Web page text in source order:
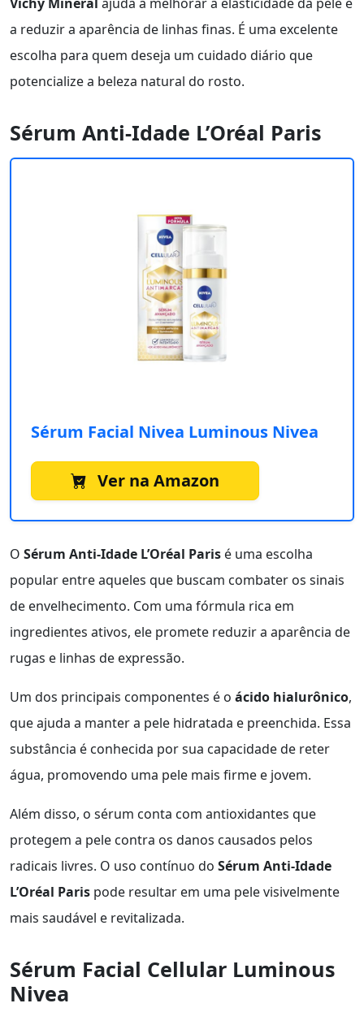
a reduzir a aparência de linhas finas. É uma excelente
escolha para quem deseja um cuidado diário que
potencialize a beleza natural do rosto.
Sérum Anti-Idade L’Oréal Paris
Sérum Facial Nivea Luminous Nivea
Ver na Amazon
O Sérum Anti-Idade L’Oréal Paris é uma escolha
popular entre aqueles que buscam combater os sinais
de envelhecimento. Com uma fórmula rica em
ingredientes ativos, ele promete reduzir a aparência de
rugas e linhas de expressão.
Um dos principais componentes é o ácido hialurônico,
que ajuda a manter a pele hidratada e preenchida. Essa
substância é conhecida por sua capacidade de reter
água, promovendo uma pele mais firme e jovem.
Além disso, o sérum conta com antioxidantes que
protegem a pele contra os danos causados pelos
radicais livres. O uso contínuo do Sérum Anti-Idade
L’Oréal Paris pode resultar em uma pele visivelmente
mais saudável e revitalizada.
Sérum Facial Cellular Luminous
Nivea